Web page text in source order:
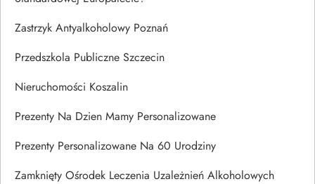
Zastrzyk Antyalkoholowy Poznań
Przedszkola Publiczne Szczecin
Nieruchomości Koszalin
Prezenty Na Dzien Mamy Personalizowane
Prezenty Personalizowane Na 60 Urodziny
Zamknięty Ośrodek Leczenia Uzależnień Alkoholowych